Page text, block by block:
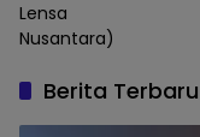
Lensa
Nusantara)
Berita Terbaru